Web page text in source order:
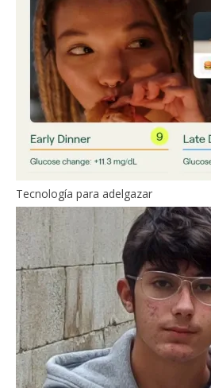
Tecnología para adelgazar